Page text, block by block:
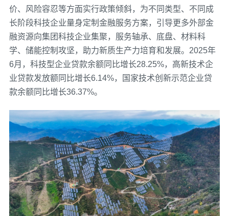
价、风险容忍等方面实行政策倾斜，为不同类型、不同成
长阶段科技企业量身定制金融服务方案，引导更多外部金
融资源向集团科技企业集聚，服务轴承、底盘、材料科
学、储能控制攻坚，助力新质生产力培育和发展。2025年
6月，科技型企业贷款余额同比增长28.25%，高新技术企
业贷款发放额同比增长6.14%，国家技术创新示范企业贷
款余额同比增长36.37%。